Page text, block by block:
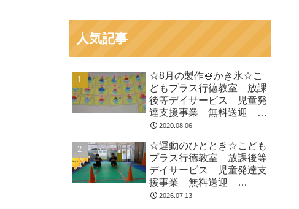
人気記事
☆8月の製作🍧かき氷☆こ
どもプラス行徳教室 放課
後等デイサービス 児童発
達支援事業 無料送迎
ADHD 自閉症 発達障が
徳 市川市 浦安市
2020.08.06
☆運動のひととき☆こども
プラス行徳教室 放課後等
デイサービス 児童発達支
援事業 無料送迎
ADHD 自閉症 発達障が
2026.07.13